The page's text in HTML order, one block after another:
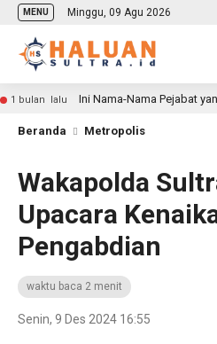
MENU Minggu, 09 Agu 2026
1 bulan lalu Ini Nama-Nama Pejabat
Beranda Metropolis
Wakapolda
Upacara
Pengabdian
waktu baca 2 menit
Senin, 9 Des 2024 16:55